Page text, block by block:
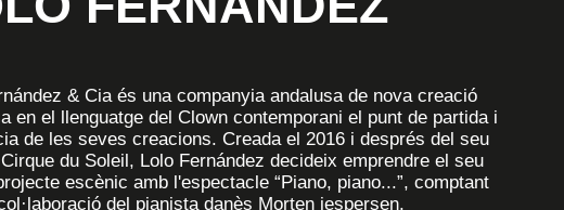
& Cia és una companyia andalusa de nova creació
en el llenguatge del Clown contemporani el punt de partida i
de les seves creacions. Creada el 2016 i després del seu
du Soleil, Lolo Fernández decideix emprendre el seu
escènic amb l'espectacle “Piano, piano...”, comptant
del pianista danès Morten jespersen.